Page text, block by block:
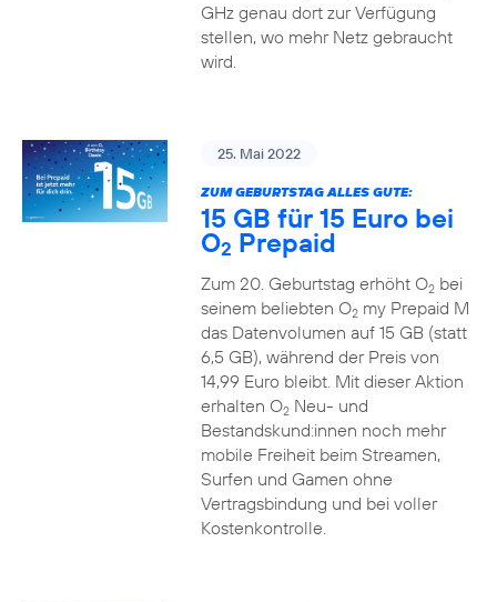
GHz genau dort zur Verfügung
stellen, wo mehr Netz gebraucht
wird.
25. Mai 2022
ZUM GEBURTSTAG ALLES GUTE:
15 GB für 15 Euro bei
O2 Prepaid
Zum 20. Geburtstag erhöht O2bei
seinem beliebten O2my Prepaid M
das Datenvolumen auf 15 GB (statt
6,5 GB), während der Preis von
14,99 Euro bleibt. Mit dieser Aktion
erhalten O2Neu- und
Bestandskund:innen noch mehr
mobile Freiheit beim Streamen,
Surfen und Gamen ohne
Vertragsbindung und bei voller
Kostenkontrolle.